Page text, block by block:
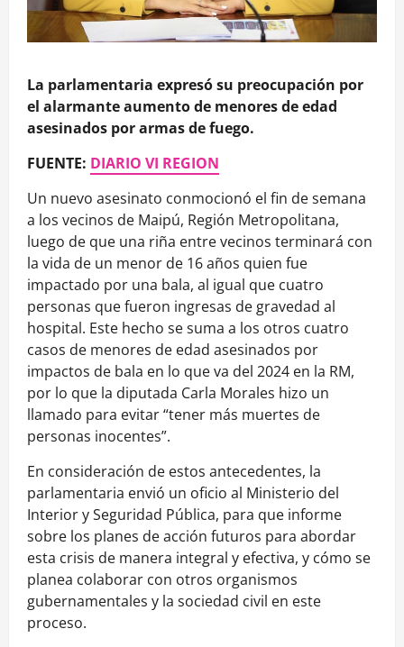
La parlamentaria expresó su preocupación por
el alarmante aumento de menores de edad
asesinados por armas de fuego.
FUENTE: DIARIO VI REGION
Un nuevo asesinato conmocionó el fin de semana
a los vecinos de Maipú, Región Metropolitana,
luego de que una riña entre vecinos terminará con
la vida de un menor de 16 años quien fue
impactado por una bala, al igual que cuatro
personas que fueron ingresas de gravedad al
hospital. Este hecho se suma a los otros cuatro
casos de menores de edad asesinados por
impactos de bala en lo que va del 2024 en la RM,
por lo que la diputada Carla Morales hizo un
llamado para evitar “tener más muertes de
personas inocentes”.
En consideración de estos antecedentes, la
parlamentaria envió un oficio al Ministerio del
Interior y Seguridad Pública, para que informe
sobre los planes de acción futuros para abordar
esta crisis de manera integral y efectiva, y cómo se
planea colaborar con otros organismos
gubernamentales y la sociedad civil en este
proceso.